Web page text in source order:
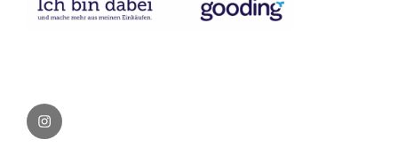
Instagram